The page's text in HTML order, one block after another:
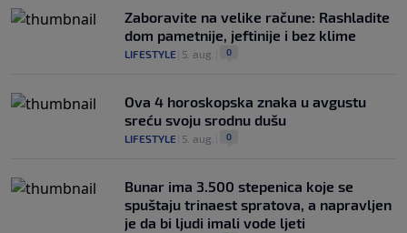
Zaboravite na velike račune: Rashladite
dom pametnije, jeftinije i bez klime
LIFESTYLE 5. aug. 0
Ova 4 horoskopska znaka u avgustu
sreću svoju srodnu dušu
LIFESTYLE 5. aug. 0
Bunar imа 3.500 stepenica koje se
spuštaju trinaest spratova, a napravljen
je da bi ljudi imali vode ljeti